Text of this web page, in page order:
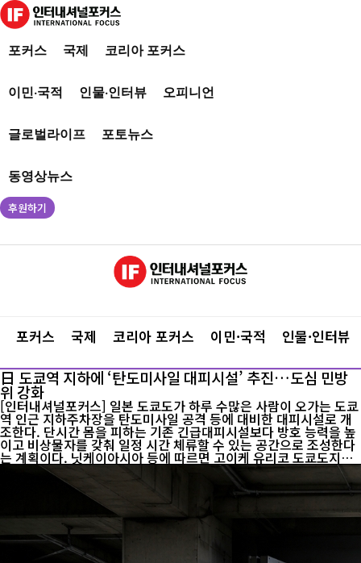
포커스 국제 코리아 포커스
이민·국적 인물·인터뷰 오피니언
글로벌라이프 포토뉴스
동영상뉴스
후원하기
포커스 국제 코리아 포커스 이민·국적 인물·인터뷰
日 도쿄역 지하에 ‘탄도미사일 대피시설’ 추진…도심 민방
위 강화
[인터내셔널포커스] 일본 도쿄도가 하루 수많은 사람이 오가는 도쿄
역 인근 지하주차장을 탄도미사일 공격 등에 대비한 대피시설로 개
조한다. 단시간 몸을 피하는 기존 긴급대피시설보다 방호 능력을 높
이고 비상물자를 갖춰 일정 시간 체류할 수 있는 공간으로 조성한다
는 계획이다. 닛케이아시아 등에 따르면 고이케 유리코 도쿄도지사
는 지난 7일 기자회견에서 도쿄역 인근 야에스 지하주차장을 활용한
대피시설 정비 계획을 밝혔다. 고이케 지사는 북한의 잇따른 탄도미
사일 발사를 언급하며 도민의 안전을 확보하기 위한 대비가 필요하
다는 입장을 밝혔다. 도쿄역 일대는 평소 유동인구가 많아 유사시 상
당수 시민을 신속하게 지하로 대피시킬 수 있다는 점도 시설 선정의
배경이 됐다. 대상 시설은 도쿄도 관련 기관이 운영하는 야에스 지하
주차장으로, 도쿄역 앞 도로 아래 지하 2개 층에 걸쳐 있으며 전...